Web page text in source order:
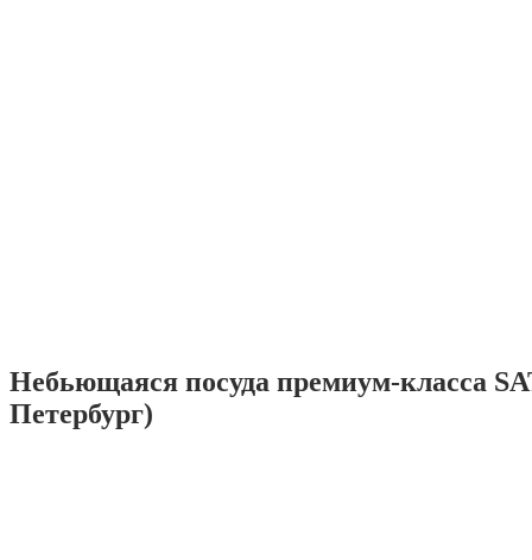
Небьющаяся посуда премиум-класса
Петербург)